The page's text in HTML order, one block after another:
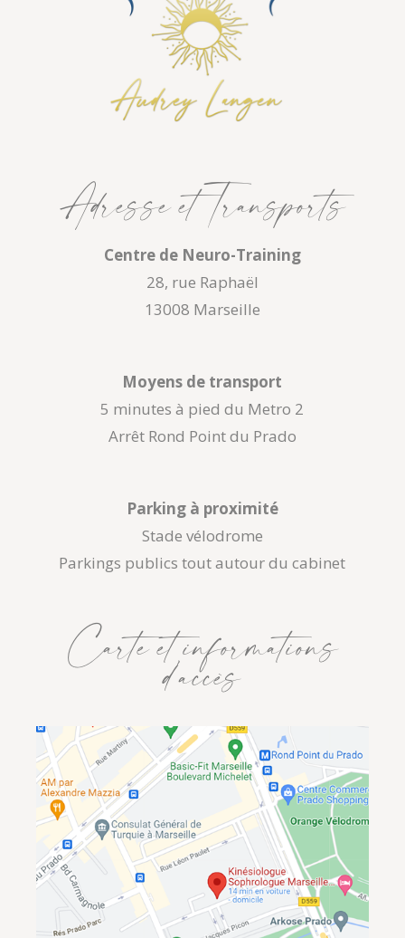
Adresse et Transports
Centre de Neuro-Training
28, rue Raphaël
13008 Marseille
Moyens de transport
5 minutes à pied du Metro 2
Arrêt Rond Point du Prado
Parking à proximité
Stade vélodrome
Parkings publics tout autour du cabinet
Carte et informations
d’accès